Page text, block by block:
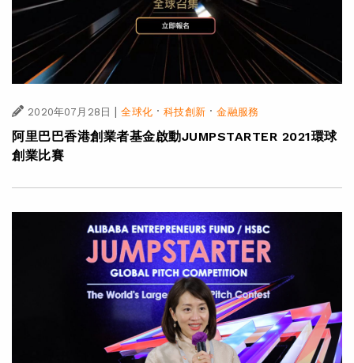
2020年07月28日 | 全球化·科技創新·金融服務
阿里巴巴香港創業者基金啟動JUMPSTARTER 2021環球
創業比賽